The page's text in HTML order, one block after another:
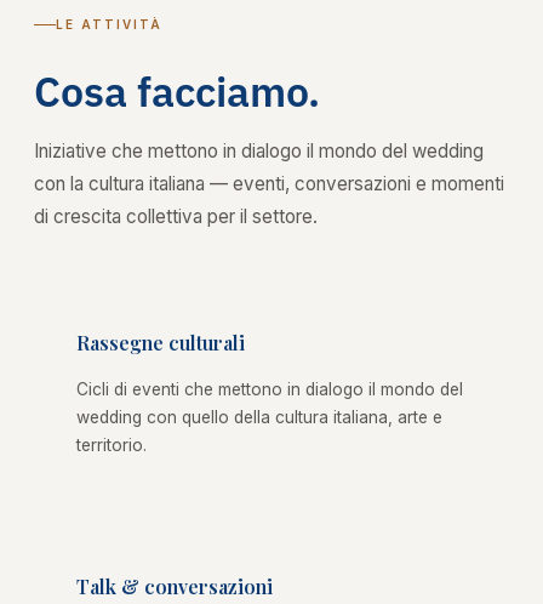
LE ATTIVITÀ
Cosa facciamo.
Iniziative che mettono in dialogo il mondo del wedding
con la cultura italiana — eventi, conversazioni e momenti
di crescita collettiva per il settore.
Rassegne culturali
Cicli di eventi che mettono in dialogo il mondo del
wedding con quello della cultura italiana, arte e
territorio.
Talk & conversazioni